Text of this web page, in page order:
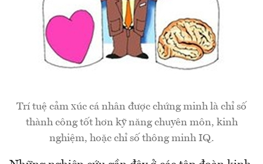
Trí tuệ cảm xúc cá nhân được chứng minh là chỉ số
thành công tốt hơn kỹ năng chuyên môn, kinh
nghiệm, hoặc chỉ số thông minh IQ.